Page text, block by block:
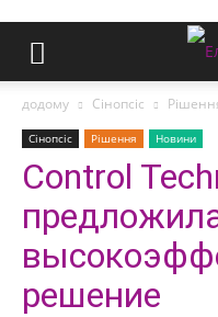
додому Сінопсіс
Сінопсіс Рішення Новини
Control
решение